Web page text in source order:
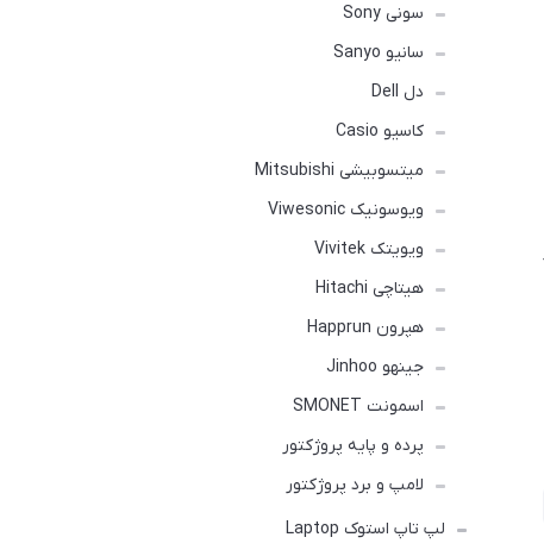
سونی Sony
سانیو Sanyo
دل Dell
کاسیو Casio
میتسوبیشی Mitsubishi
ویوسونیک Viwesonic
ویویتک Vivitek
هیتاچی Hitachi
هپرون Happrun
جینهو Jinhoo
اسمونت SMONET
پرده و پایه پروژکتور
لامپ و برد پروژکتور
لپ تاپ استوک Laptop